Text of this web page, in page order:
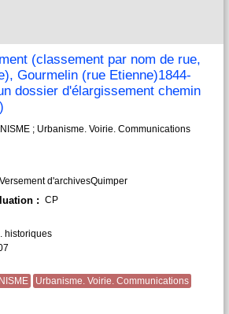
(classement par nom de rue,
Gourmelin (rue Etienne)1844-
dossier d'élargissement chemin
; Urbanisme. Voirie. Communications
Versement d'archivesQuimper
: CP
historiques
Urbanisme. Voirie. Communications